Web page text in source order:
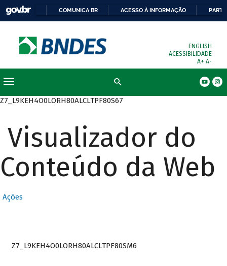
COMUNICA BR ACESSO À INFORMAÇÃO
ENGLISH
ACESSIBILIDADE
A+ A-
Z7_L9KEH4O0LORH80ALCLTPF80S67
Visualizador do
Conteúdo da Web
Ações
Z7_L9KEH4O0LORH80ALCLTPF80SM6